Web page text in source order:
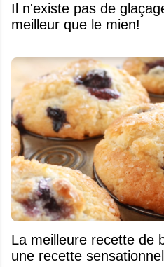
Il n'existe pas de
meilleur que le mien!
La meilleure recette de
une recette